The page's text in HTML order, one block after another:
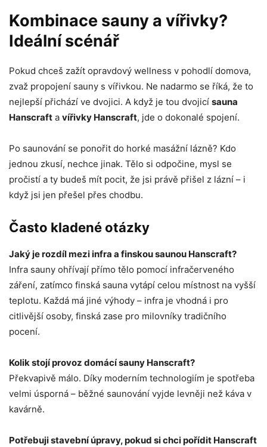
Kombinace sauny a vířivky?
Ideální scénář
Pokud chceš zažít opravdový wellness v pohodlí domova,
zvaž propojení sauny s vířivkou. Ne nadarmo se říká, že to
nejlepší přichází ve dvojici. A když je tou dvojicí sauna
Hanscraft a vířivky Hanscraft, jde o dokonalé spojení.
Po saunování se ponořit do horké masážní lázně? Kdo
jednou zkusí, nechce jinak. Tělo si odpočine, mysl se
pročistí a ty budeš mít pocit, že jsi právě přišel z lázní – i
když jsi jen přešel přes chodbu.
Často kladené otázky
Jaký je rozdíl mezi infra a finskou saunou Hanscraft?
Infra sauny ohřívají přímo tělo pomocí infračerveného
záření, zatímco finská sauna vytápí celou místnost na vyšší
teplotu. Každá má jiné výhody – infra je vhodná i pro
citlivější osoby, finská zase pro milovníky tradičního
pocení.
Kolik stojí provoz domácí sauny Hanscraft?
Překvapivě málo. Díky moderním technologiím je spotřeba
velmi úsporná – běžné saunování vyjde levněji než káva v
kavárně.
Potřebuji stavební úpravy, pokud si chci pořídit Hanscraft